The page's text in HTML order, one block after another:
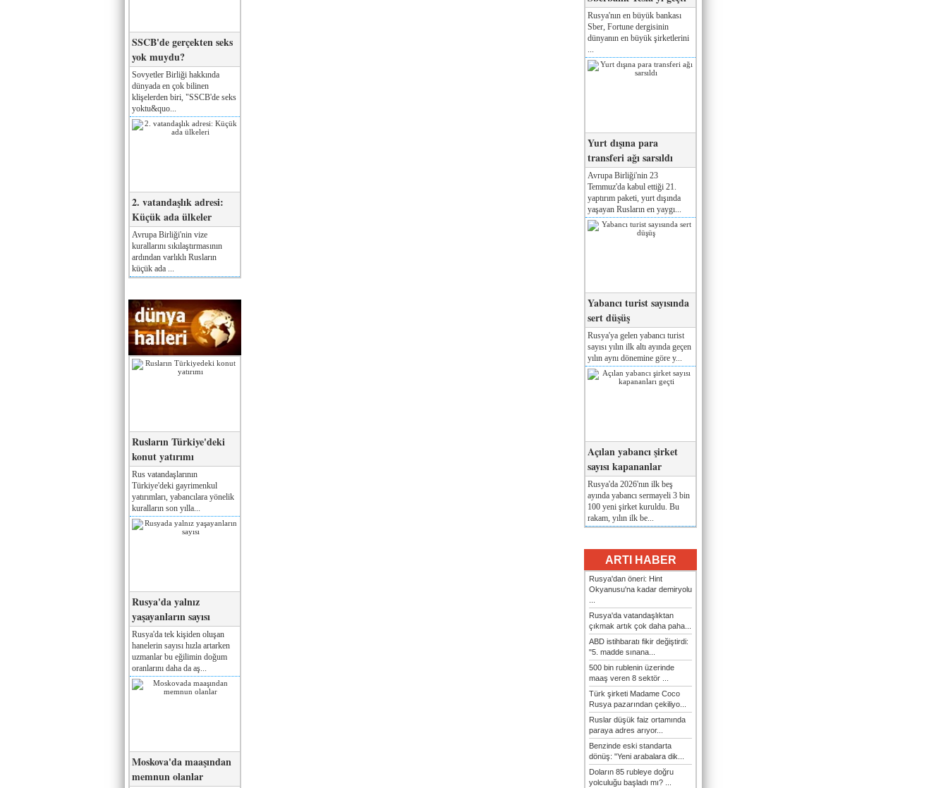
SSCB'de gerçekten seks
yok muydu?
Sovyetler Birliği hakkında
dünyada en çok bilinen
klişelerden biri, "SSCB'de seks
yoktu&quo...
2. vatandaşlık adresi:
Küçük ada ülkeler
Avrupa Birliği'nin vize
kurallarını sıkılaştırmasının
ardından varlıklı Rusların
küçük ada ...
Rusların Türkiye'deki
konut yatırımı
Rus vatandaşlarının
Türkiye'deki gayrimenkul
yatırımları, yabancılara yönelik
kuralların son yılla...
Rusya'da yalnız
yaşayanların sayısı
Rusya'da tek kişiden oluşan
hanelerin sayısı hızla artarken
uzmanlar bu eğilimin doğum
oranlarını daha da aş...
Moskova'da maaşından
memnun olanlar
Rusya'nın en büyük bankası
Sber, Fortune dergisinin
dünyanın en büyük şirketlerini
...
Yurt dışına para
transferi ağı sarsıldı
Avrupa Birliği'nin 23
Temmuz'da kabul ettiği 21.
yaptırım paketi, yurt dışında
yaşayan Rusların en yaygı...
Yabancı turist sayısında
sert düşüş
Rusya'ya gelen yabancı turist
sayısı yılın ilk altı ayında geçen
yılın aynı dönemine göre y...
Açılan yabancı şirket
sayısı kapananlar
Rusya'da 2026'nın ilk beş
ayında yabancı sermayeli 3 bin
100 yeni şirket kuruldu. Bu
rakam, yılın ilk be...
ARTI HABER
Rusya'dan öneri: Hint
Okyanusu'na kadar demiryolu
Rusya'da vatandaşlıktan
çıkmak artık çok daha paha...
ABD istihbaratı fikir değiştirdi:
"5. madde sınana...
500 bin rublenin üzerinde
maaş veren 8 sektör ...
Türk şirketi Madame Coco
Rusya pazarından çekiliyo...
Ruslar düşük faiz ortamında
paraya adres arıyor...
Benzinde eski standarta
dönüş: "Yeni arabalara dik...
Doların 85 rubleye doğru
yolculuğu başladı mı? ...